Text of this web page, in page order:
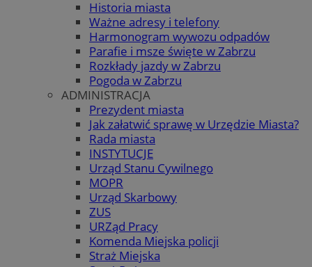
Historia miasta
Ważne adresy i telefony
Harmonogram wywozu odpadów
Parafie i msze święte w Zabrzu
Rozkłady jazdy w Zabrzu
Pogoda w Zabrzu
ADMINISTRACJA
Prezydent miasta
Jak załatwić sprawę w Urzędzie Miasta?
Rada miasta
INSTYTUCJE
Urząd Stanu Cywilnego
MOPR
Urząd Skarbowy
ZUS
URZąd Pracy
Komenda Miejska policji
Straż Miejska